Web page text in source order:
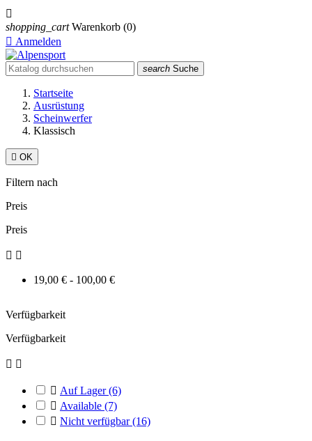

shopping_cart Warenkorb (0)
 Anmelden
search Suche
Startseite
Ausrüstung
Scheinwerfer
Klassisch
 OK
Filtern nach
Preis
Preis
 
19,00 € - 100,00 €
Verfügbarkeit
Verfügbarkeit
 
 Auf Lager(6)
 Available (7)
 Nicht verfügbar(16)